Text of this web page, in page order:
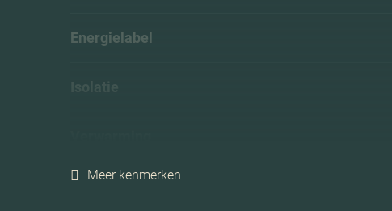
Energielabel
Isolatie
C.v.-ketel bouwjaar
Meer kenmerken